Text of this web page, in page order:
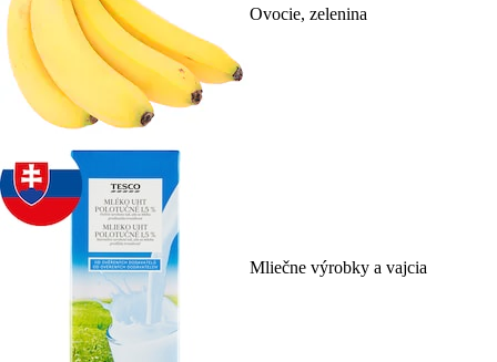
Ovocie, zelenina
Mliečne výrobky a vajcia